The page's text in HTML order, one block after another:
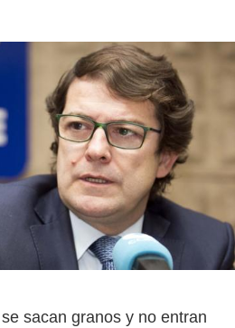
sacan granos y no entran